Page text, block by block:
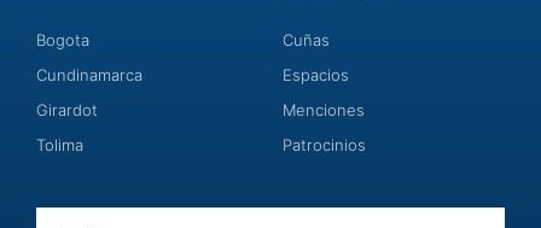
Bogota
Cundinamarca
Girardot
Tolima
Cuñas
Espacios
Menciones
Patrocinios